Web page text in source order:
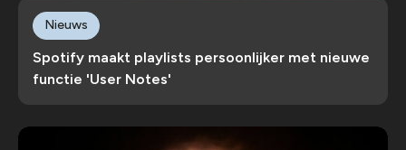
Spotify maakt playlists persoonlijker met nieuwe
functie 'User Notes'
Nieuws